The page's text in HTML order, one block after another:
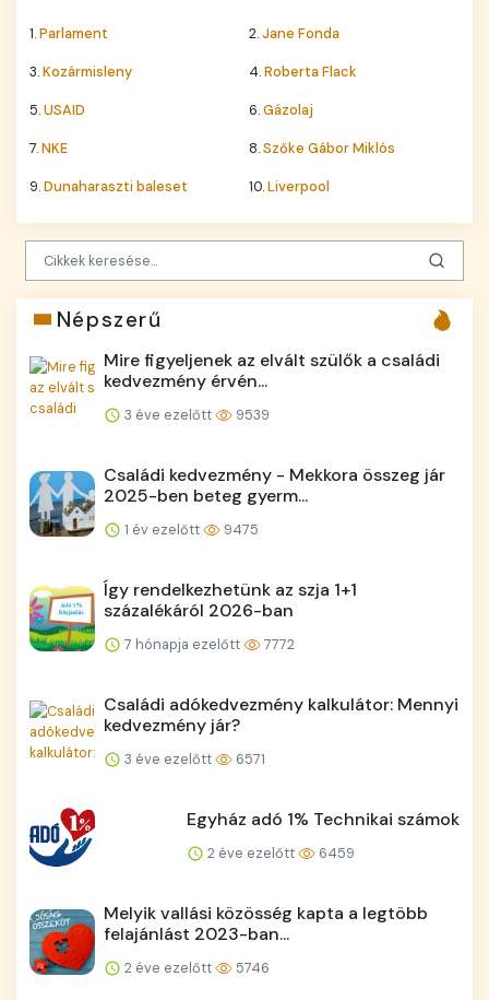
1.Parlament 2.Jane Fonda
3.Kozármisleny 4.Roberta Flack
5.USAID 6.Gázolaj
7.NKE 8.Szőke Gábor Miklós
9.Dunaharaszti baleset 10.Liverpool
Népszerű
Mire figyeljenek az elvált szülők a családi
kedvezmény érvén...
3 éve ezelőtt 9539
Családi kedvezmény - Mekkora összeg jár
2025-ben beteg gyerm...
1 év ezelőtt 9475
Így rendelkezhetünk az szja 1+1
százalékáról 2026-ban
7 hónapja ezelőtt 7772
Családi adókedvezmény kalkulátor: Mennyi
kedvezmény jár?
3 éve ezelőtt 6571
Egyház adó 1% Technikai számok
2 éve ezelőtt 6459
Melyik vallási közösség kapta a legtöbb
felajánlást 2023-ban...
2 éve ezelőtt 5746